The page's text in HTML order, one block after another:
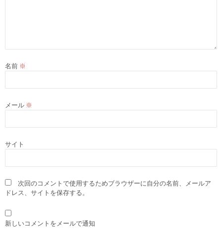
名前 ※
メール ※
サイト
次回のコメントで使用するためブラウザーに自分の名前、メールア
ドレス、サイトを保存する。
新しいコメントをメールで通知